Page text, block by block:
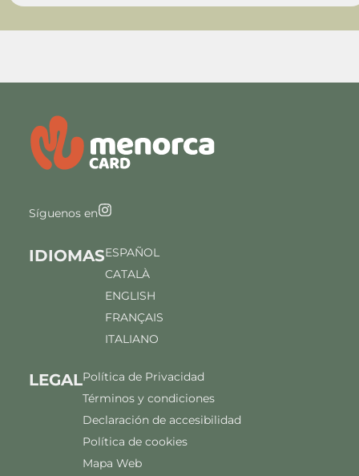
Síguenos en
IDIOMASESPAÑOL
CATALÀ
ENGLISH
FRANÇAIS
ITALIANO
LEGALPolítica de Privacidad
Términos y condiciones
Declaración de accesibilidad
Política de cookies
Mapa Web